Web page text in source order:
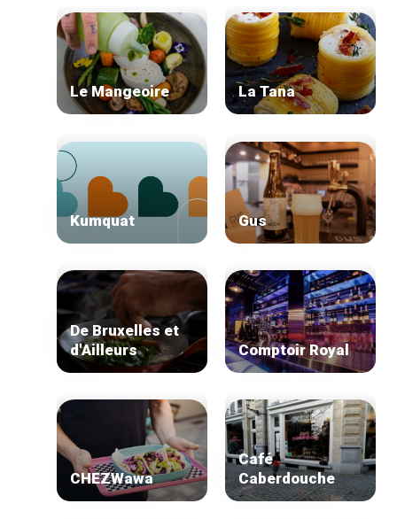
Accueil
Bonnes adresses
Blog
Tops 10
Artisans
A propos
Le Mangeoire La Tana
Kumquat Gus
De Bruxelles et
d'Ailleurs
Comptoir Royal
CHEZWawa
Café
Caberdouche